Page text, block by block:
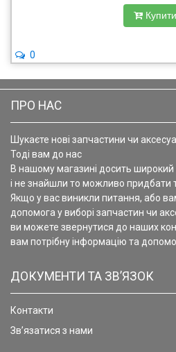
Купити
0
ПРО НАС
Шукаєте нові запчастини чи
Тоді вам до нас
В нашому магазині досить
і не знайшли то можливо придбати
Якщо у вас виникли питання, або
допомога у виборі запчастин чи
ви можете звернутися до наших
вам потрібну інформацію та
ДОКУМЕНТИ ТА ЗВ’ЯЗОК
Контакти
Зв’язатися з нами